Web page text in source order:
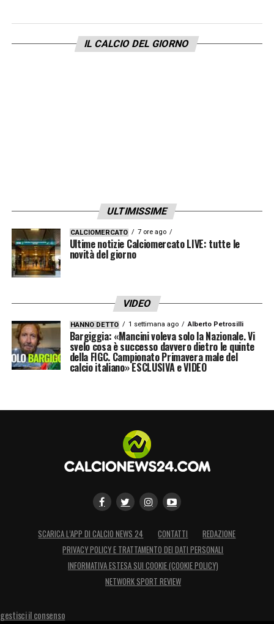
firmato un accordo che lo legherà al Club
giallazzurro fino al 30 giugno 2026».
IL CALCIO DEL GIORNO
ULTIMISSIME
CALCIOMERCATO 7 ore ago
Ultime notizie Calciomercato LIVE: tutte le
novità del giorno
VIDEO
HANNO DETTO 1 settimana ago Alberto Petrosilli
Bargiggia: «Mancini voleva solo la Nazionale. Vi
svelo cosa è successo davvero dietro le quinte
della FIGC. Campionato Primavera male del
calcio italiano» ESCLUSIVA e VIDEO
SCARICA L’APP DI CALCIO NEWS 24 CONTATTI
REDAZIONE
PRIVACY POLICY E TRATTAMENTO DEI DATI PERSONALI
INFORMATIVA ESTESA SUI COOKIE (COOKIE POLICY)
NETWORK SPORT REVIEW
gestisci il consenso